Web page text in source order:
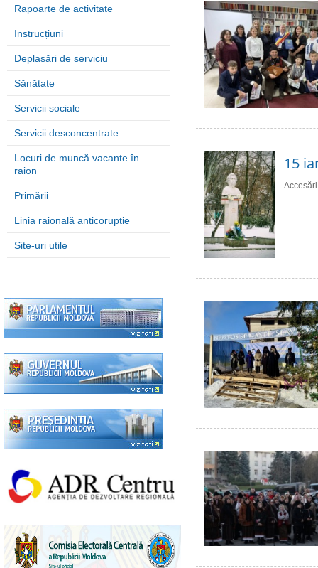
Rapoarte de activitate
Instrucțiuni
Deplasări de serviciu
Sănătate
Servicii sociale
Servicii desconcentrate
Locuri de muncă vacante în
raion
Primării
Linia raională anticorupție
Site-uri utile
15